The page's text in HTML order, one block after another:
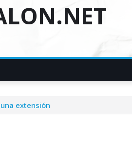
extensión